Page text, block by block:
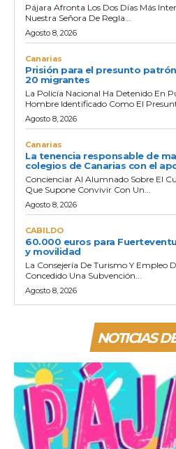
Pájara Afronta Los Dos Días Más
Nuestra Señora De Regla...
Agosto 8, 2026
Canarias
Prisión para el presunto
20 migrantes
La Policía Nacional Ha Detenido En
Hombre Identificado Como El
Agosto 8, 2026
Canarias
La tenencia responsable de
colegios de Canarias con el
Concienciar Al Alumnado Sobre El
Que Supone Convivir Con Un...
Agosto 8, 2026
CABILDO
60.000 euros para
y movilidad
La Consejería De Turismo Y Empleo
Concedido Una Subvención...
Agosto 8, 2026
NOTICIAS